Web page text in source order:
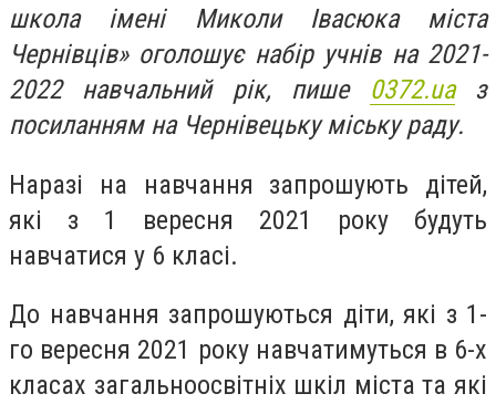
школа імені Миколи Івасюка міста
Чернівців» оголошує набір учнів на 2021-
2022 навчальний рік, пише 0372.uaз
посиланням на Чернівецьку міську раду.
Наразі на навчання запрошують дітей,
які з 1 вересня 2021 року будуть
навчатися у 6 класі.
До навчання запрошуються діти, які з 1-
го вересня 2021 року навчатимуться в 6-х
класах загальноосвітніх шкіл міста та які